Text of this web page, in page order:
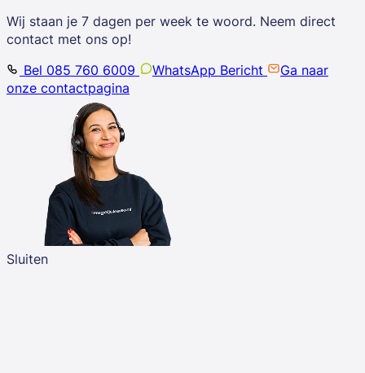
Wij staan je 7 dagen per week te woord. Neem direct
contact met ons op!
Bel 085 760 6009
WhatsApp Bericht
Ga naar
onze contactpagina
Sluiten